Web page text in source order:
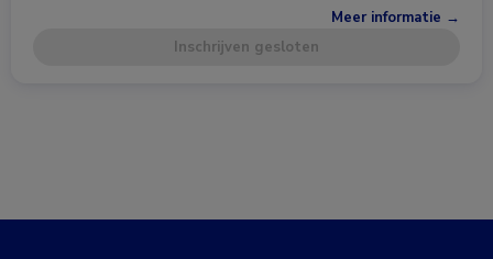
Meer informatie →
Inschrijven gesloten